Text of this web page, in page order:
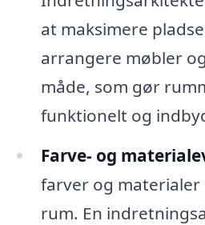
at maksimere
arrangere møbler
måde, som gør
funktionelt og
Farve- og
farver og
rum. En